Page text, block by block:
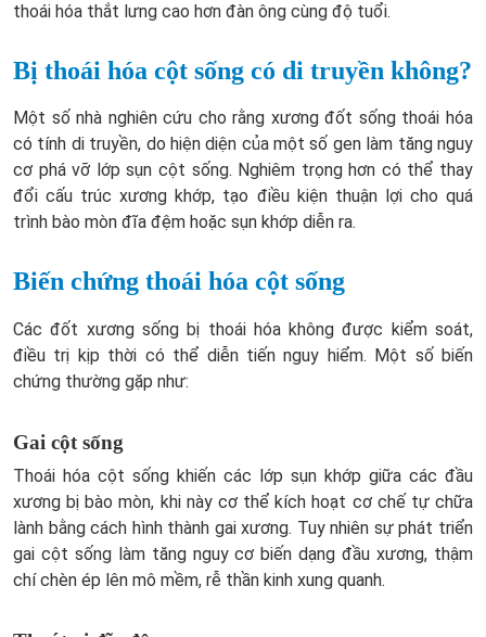
thoái hóa thắt lưng cao hơn đàn ông cùng độ tuổi.
Bị thoái hóa cột sống có di truyền không?
Một số nhà nghiên cứu cho rằng xương đốt sống thoái hóa
có tính di truyền, do hiện diện của một số gen làm tăng nguy
cơ phá vỡ lớp sụn cột sống. Nghiêm trọng hơn có thể thay
đổi cấu trúc xương khớp, tạo điều kiện thuận lợi cho quá
trình bào mòn đĩa đệm hoặc sụn khớp diễn ra.
Biến chứng thoái hóa cột sống
Các đốt xương sống bị thoái hóa không được kiểm soát,
điều trị kịp thời có thể diễn tiến nguy hiểm. Một số biến
chứng thường gặp như:
Gai cột sống
Thoái hóa cột sống khiến các lớp sụn khớp giữa các đầu
xương bị bào mòn, khi này cơ thể kích hoạt cơ chế tự chữa
lành bằng cách hình thành gai xương. Tuy nhiên sự phát triển
gai cột sống làm tăng nguy cơ biến dạng đầu xương, thậm
chí chèn ép lên mô mềm, rễ thần kinh xung quanh.